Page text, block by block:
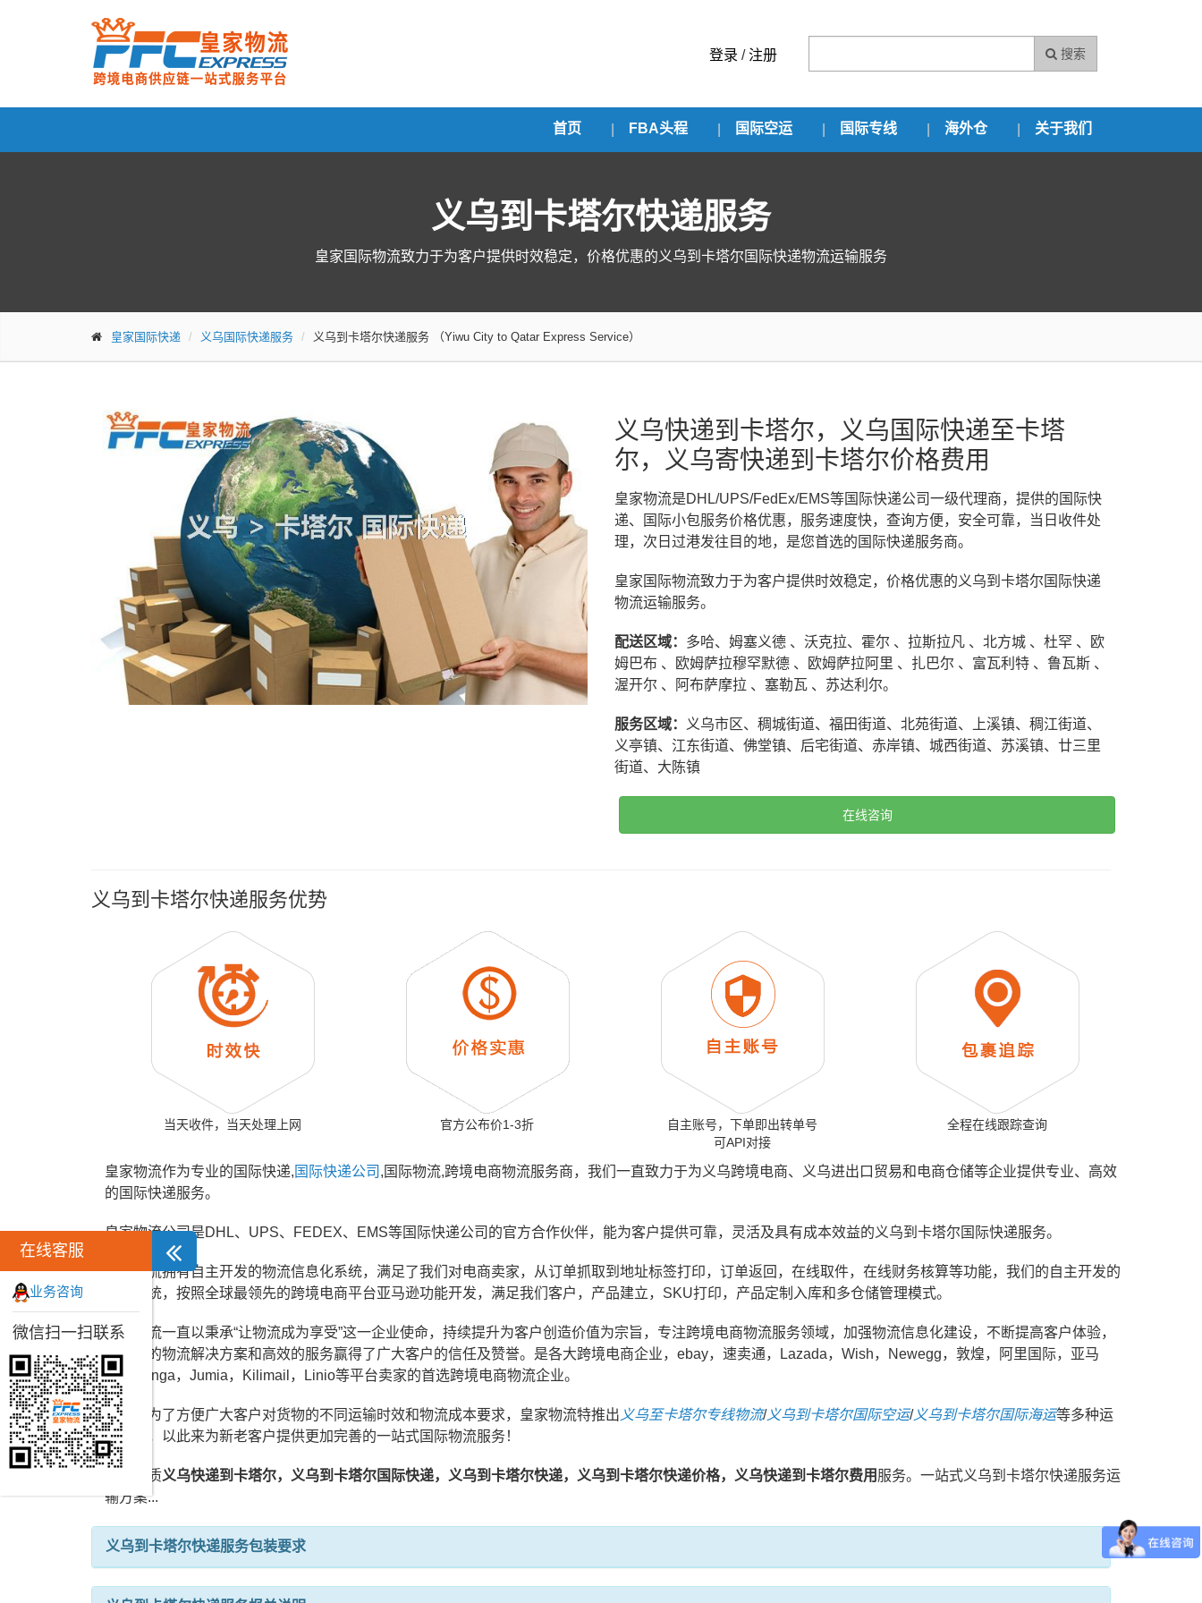
搜索
登录 /注册
首页 FBA头程 国际空运 国际专线 海外仓 关于我们
义乌到卡塔尔快递服务
皇家国际物流致力于为客户提供时效稳定，价格优惠的义乌到卡塔尔国际快递物流运输服务
皇家国际快递 义乌国际快递服务 义乌到卡塔尔快递服务 （Yiwu City to Qatar Express Service）
义乌快递到卡塔尔，义乌国际快递至卡塔
尔，义乌寄快递到卡塔尔价格费用
皇家物流是DHL/UPS/FedEx/EMS等国际快递公司一级代理商，提供的国际快
递、国际小包服务价格优惠，服务速度快，查询方便，安全可靠，当日收件处
理，次日过港发往目的地，是您首选的国际快递服务商。
皇家国际物流致力于为客户提供时效稳定，价格优惠的义乌到卡塔尔国际快递
物流运输服务。
配送区域： 多哈、姆塞义德 、沃克拉、霍尔 、拉斯拉凡 、北方城 、杜罕 、欧
姆巴布 、欧姆萨拉穆罕默德 、欧姆萨拉阿里 、扎巴尔 、富瓦利特 、鲁瓦斯 、
渥开尔 、阿布萨摩拉 、塞勒瓦 、苏达利尔。
服务区域：
义乌市区、稠城街道、福田街道、北苑街道、上溪镇、稠江街道、
义亭镇、江东街道、佛堂镇、后宅街道、赤岸镇、城西街道、苏溪镇、廿三里
街道、大陈镇
在线咨询
义乌到卡塔尔快递服务优势
当天收件，当天处理上网 官方公布价1-3折
自主账号，下单即出转单号
可API对接
全程在线跟踪查询
皇家物流作为专业的国际快递, 国际快递公司 ,国际物流,跨境电商物流服务商，我们一直致力于为义乌跨境电商、义乌进出口贸易和电商仓储等企业提供专业、高效
的国际快递服务。
皇家物流公司是DHL、UPS、FEDEX、EMS等国际快递公司的官方合作伙伴，能为客户提供可靠，灵活及具有成本效益的义乌到卡塔尔国际快递服务。
皇家物流拥有自主开发的物流信息化系统，满足了我们对电商卖家，从订单抓取到地址标签打印，订单返回，在线取件，在线财务核算等功能，我们的自主开发的
仓储系统，按照全球最领先的跨境电商平台亚马逊功能开发，满足我们客户，产品建立，SKU打印，产品定制入库和多仓储管理模式。
皇家物流一直以秉承“让物流成为享受”这一企业使命，持续提升为客户创造价值为宗旨，专注跨境电商物流服务领域，加强物流信息化建设，不断提高客户体验，
用专业的物流解决方案和高效的服务赢得了广大客户的信任及赞誉。是各大跨境电商企业，ebay，速卖通，Lazada，Wish，Newegg，敦煌，阿里国际，亚马
逊，Konga，Jumia，Kilimail，Linio等平台卖家的首选跨境电商物流企业。
同时，为了方便广大客户对货物的不同运输时效和物流成本要求，皇家物流特推出 义乌至卡塔尔专线物流/义乌到卡塔尔国际空运/义乌到卡塔尔国际海运等多种运
输方式，以此来为新老客户提供更加完善的一站式国际物流服务！
皇家优质义乌快递到卡塔尔，义乌到卡塔尔国际快递，义乌到卡塔尔快递，义乌到卡塔尔快递价格，义乌快递到卡塔尔费用 服务。一站式义乌到卡塔尔快递服务运
输方案...
义乌到卡塔尔快递服务包装要求
在线客服
业务咨询
微信扫一扫联系